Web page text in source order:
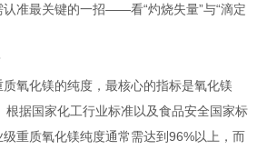
认准最关键的一招——看“灼烧失量”与“滴定
氧化镁的纯度，最核心的指标是氧化镁
根据国家化工行业标准以及食品安全国家标
重质氧化镁纯度通常需达到96%以上，而